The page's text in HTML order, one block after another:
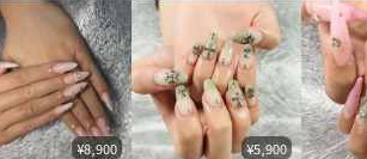
¥8,900 ¥5,900